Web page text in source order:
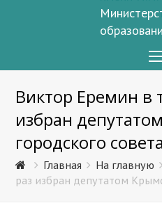
Виктор Еремин в
избран
городского совета
Главная На главную
раз избран депутатом